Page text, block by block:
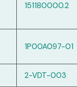
151180000.2
1P00A097-01
2-VDT-003